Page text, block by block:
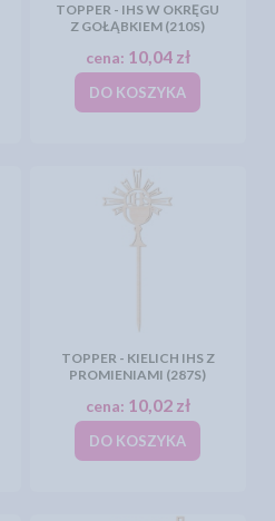
TOPPER - IHS W OKRĘGU
Z GOŁĄBKIEM (210S)
cena: 10,04 zł
DO KOSZYKA
TOPPER - KIELICH IHS Z
PROMIENIAMI (287S)
cena: 10,02 zł
DO KOSZYKA